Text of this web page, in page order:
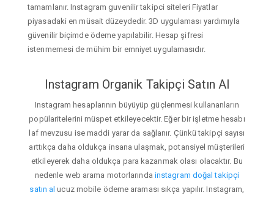
tamamlanır. Instagram guvenilir takipci siteleri Fiyatlar
piyasadaki en müsait düzeydedir. 3D uygulaması yardımıyla
güvenilir biçimde ödeme yapılabilir. Hesap şifresi
istenmemesi de mühim bir emniyet uygulamasıdır.
Instagram Organik Takipçi Satın Al
Instagram hesaplarının büyüyüp güçlenmesi kullananların
popülaritelerini müspet etkileyecektir. Eğer bir işletme hesabı
laf mevzusu ise maddi yarar da sağlanır. Çünkü takipçi sayısı
arttıkça daha oldukça insana ulaşmak, potansiyel müşterileri
etkileyerek daha oldukça para kazanmak olası olacaktır. Bu
nedenle web arama motorlarında instagram doğal takipçi
satın al ucuz mobile ödeme araması sıkça yapılır. Instagram,